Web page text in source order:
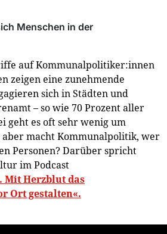
Menschen in der
auf Kommunalpolitiker:innen
zeigen eine zunehmende
sich in Städten und
– so wie 70 Prozent aller
geht es oft sehr wenig um
macht Kommunalpolitik, wer
Personen? Darüber spricht
im Podcast
Herzblut das
Ort gestalten«.